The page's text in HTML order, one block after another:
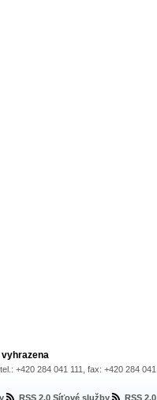
+420 284 041 111, fax: +420 284
RSS 2.0 Síťové služby RSS